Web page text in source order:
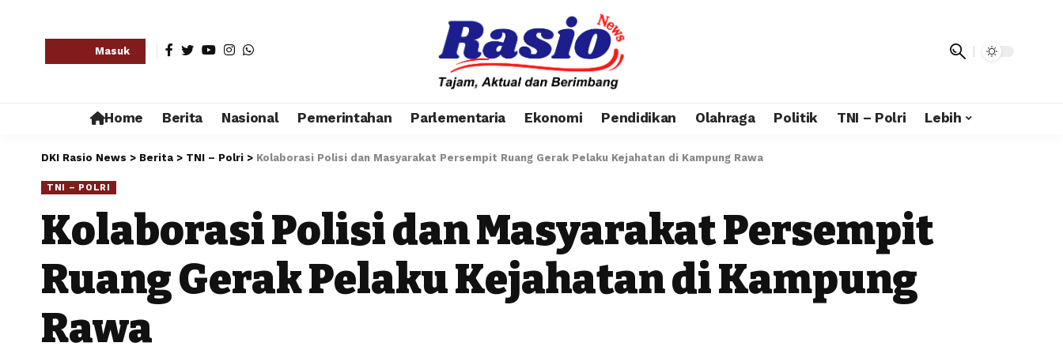
Masuk
Home Berita Nasional Pemerintahan Parlementaria Ekonomi Pendidikan Olahraga Politik TNI – Polri Lebih
DKI Rasio News > Berita > TNI – Polri > Kolaborasi Polisi dan Masyarakat Persempit Ruang Gerak Pelaku Kejahatan di Kampung Rawa
TNI – POLRI
Kolaborasi Polisi dan Masyarakat Persempit
Ruang Gerak Pelaku Kejahatan di Kampung
Rawa